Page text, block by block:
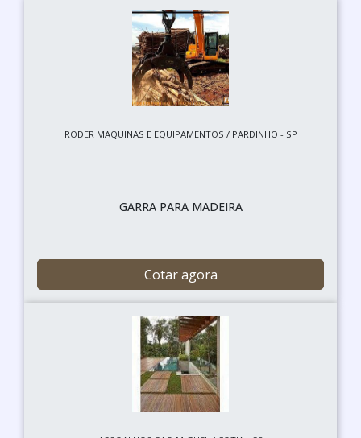
RODER MAQUINAS E EQUIPAMENTOS / PARDINHO - SP
GARRA PARA MADEIRA
Cotar agora